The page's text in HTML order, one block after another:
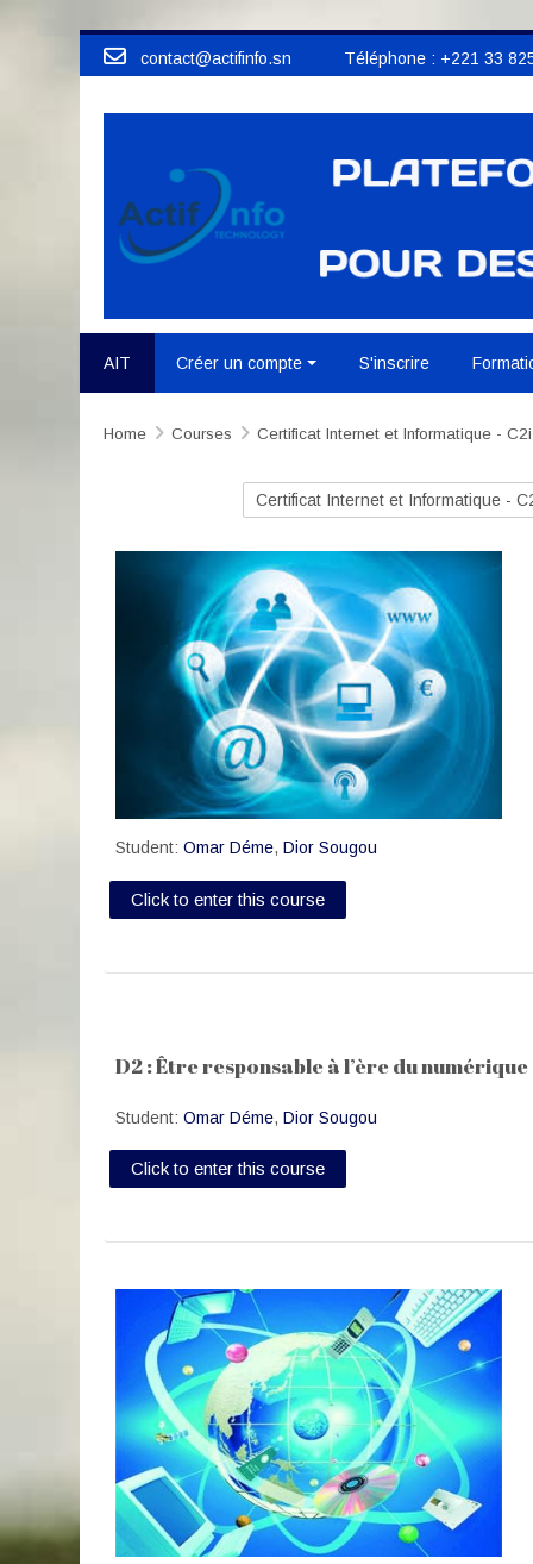
contact@actifinfo.sn Téléphone : +221 33
AIT Créer un compte S'inscrire
Home Courses Certificat Internet et Informatique - C2i
Course categories
Student:Omar Déme,Dior Sougou
Click to enter this course
D2 : Être responsable à l’ère du numérique
Student:Omar Déme,Dior Sougou
Click to enter this course